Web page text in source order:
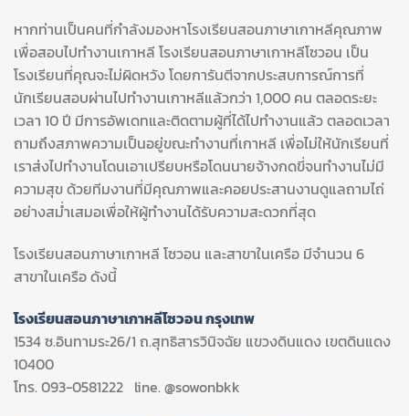
หากท่านเป็นคนที่กำลังมองหาโรงเรียนสอนภาษาเกาหลีคุณภาพ
เพื่อสอบไปทำงานเกาหลี โรงเรียนสอนภาษาเกาหลีโซวอน เป็น
โรงเรียนที่คุณจะไม่ผิดหวัง โดยการันตีจากประสบการณ์การที่
นักเรียนสอบผ่านไปทำงานเกาหลีแล้วกว่า 1,000 คน ตลอดระยะ
เวลา 10 ปี มีการอัพเดทและติดตามผู้ที่ได้ไปทำงานแล้ว ตลอดเวลา
ถามถึงสภาพความเป็นอยู่ขณะทำงานที่เกาหลี เพื่อไม่ให้นักเรียนที่
เราส่งไปทำงานโดนเอาเปรียบหรือโดนนายจ้างกดขี่จนทำงานไม่มี
ความสุข ด้วยทีมงานที่มีคุณภาพและคอยประสานงานดูแลถามไถ่
อย่างสม่ำเสมอเพื่อให้ผู้ทำงานได้รับความสะดวกที่สุด
โรงเรียนสอนภาษาเกาหลี โซวอน และสาขาในเครือ มีจำนวน 6
สาขาในเครือ ดังนี้
โรงเรียนสอนภาษาเกาหลีโซวอน กรุงเทพ
1534 ซ.อินทามระ26/1 ถ.สุทธิสารวินิจฉัย แขวงดินแดง เขตดินแดง
10400
โทร. 093-0581222 line. @sowonbkk